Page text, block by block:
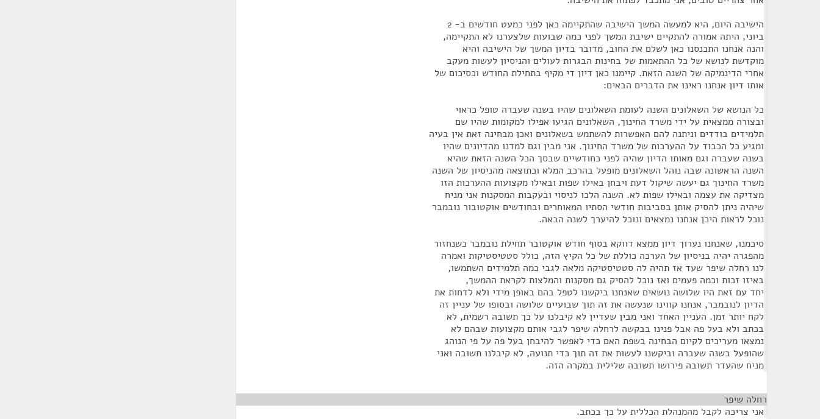
הישיבה היום, היא למעשה המשך הישיבה שהתקיימה כאן לפני כמעט חודשים ב- 2
ביוני, היתה אמורה להתקיים ישיבת המשך לפני כמה שבועות שלצערנו לא התקיימה,
והנה אנחנו התכנסנו כאן לשלם את החוב, מדובר בדיון המשך של הישיבה והיא
מוקדשת לנושא של כל ההתאמות של בחינות הבגרות לעולים והניסיון לעשות מעקב
אחרי הדינמיקה של השנה הזאת. קיימנו כאן דיון די מקיף בתחילת החודש וכסיכום של
אותו דיון אנחנו ראינו את הדברים הבאים:
כל הנושא של השאלונים השנה לעומת השאלונים שהיו בשנה שעברה טופל כראוי
ובצורה ממצאית על ידי משרד החינוך, השאלונים הגיעו אפילו למקומות שהיו שם
תלמידים בודדים וניתנה להם האפשרות להשתמש בשאלונים ואכן מבחינה זאת אין בעיה
ומגיע כל הכבוד על ההערכות של משרד החינוך. אני מבין וגם למדנו מהדיונים שהיו
בשנה שעברה וגם מאותו הדיון שהיה לפני כחודשיים שבסך הכל השנה הזאת שהיא
השנה הראשונה שבה נוהל השאלונים מופעל בהרכב המלא וכתוצאה מהניסיון של השנה
משרד החינוך גם יעשה שיקול דעת ויבחן באילו שפות ובאילו מקצועות ההערכות הזו
מצדיקה את עצמה ובאילו שפות לא. השנה הלכו לניסוי ובעקבות המסקנות אני מניח
שיהיה ניתן להסיק אותן בסביבות חודשי הסתיו המאוחרים ובחודשים אוקטובור נובמבר
נוכל לראות היכן אנחנו נמצאים ונוכל להיערך לשנה הבאה.
סיכמנו, שאנחנו נערוך דיון ממצא דווקא בסוף חודש אוקטובר תחילת נובמבר כשנחזור
מהפגרה יהיה בניסיון של הערכה כוללת של כל הקיץ הזה, כולל סטטיסטיקות ואמרה
לנו רחלה שיפר שעד אז תהיה לה סטטיסטיקה מלאה לגבי כמה תלמידים השתמשו,
באיזו זכות וכמה פעמים ואז נוכל להסיק גם מסקנות והמלצות לקראת ההמשך,
יחד עם זאת היו שלושה נושאים שאנחנו ביקשנו לטפל בהם באופן מידי ולא לדחות את
הדיון לנובמבר, אנחנו קווינו שנעשה את זה תוך שבועיים שלושה ובסופו של עניין זה
לקח יותר זמן. העניין האחד ואני מבין שעדיין לא קיבלנו על כך תשובה רשמית, לא
בכתב ולא בעל פה אבל פנינו בבקשה לרחלה שיפר לגבי אותם מקצועות שבהם לא
נמצאו מעריכים לקיום הבחינה בשפת האם כדי לאפשר להיבחן בעל פה על פי הנוהג
שהופעל בשנה שעברה וביקשנו לעשות את זה תוך כדי תנועה, לא קיבלנו תשובה ואני
מניח שהעדר תשובה פירושו תשובה שלילית במקרה הזה.
רחלה שיפר
אני צריכה לקבל מהמנהלת הכללית על כך בכתב.